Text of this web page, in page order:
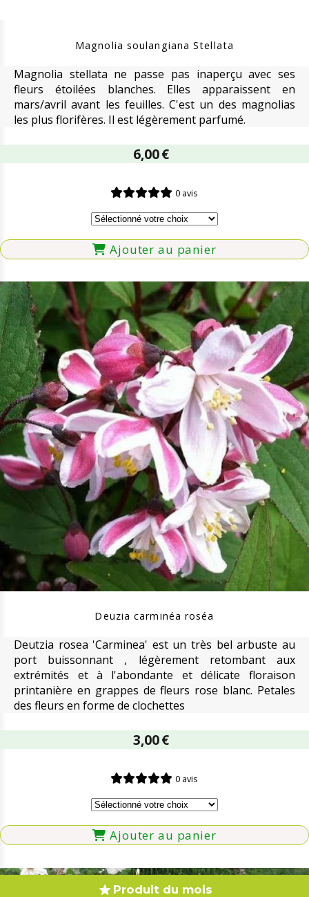
Magnolia soulangiana Stellata
Magnolia stellata ne passe pas inaperçu avec ses
fleurs étoilées blanches. Elles apparaissent en
mars/avril avant les feuilles. C'est un des magnolias
les plus florifères. Il est légèrement parfumé.
6,00€
0 avis
Ajouter au panier
Deuzia carminéa roséa
Deutzia rosea 'Carminea' est un très bel arbuste au
port buissonnant , légèrement retombant aux
extrémités et à l'abondante et délicate floraison
printanière en grappes de fleurs rose blanc. Petales
des fleurs en forme de clochettes
3,00€
0 avis
Ajouter au panier
Produit du mois